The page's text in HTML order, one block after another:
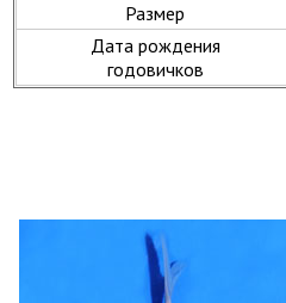
Размер
Дата рождения
годовичков